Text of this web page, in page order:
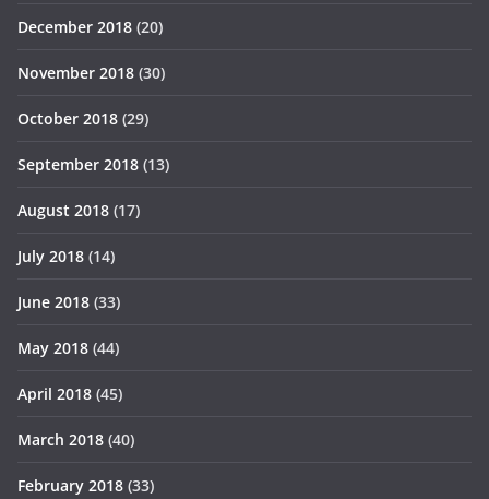
December 2018 (20)
November 2018 (30)
October 2018 (29)
September 2018 (13)
August 2018 (17)
July 2018 (14)
June 2018 (33)
May 2018 (44)
April 2018 (45)
March 2018 (40)
February 2018 (33)